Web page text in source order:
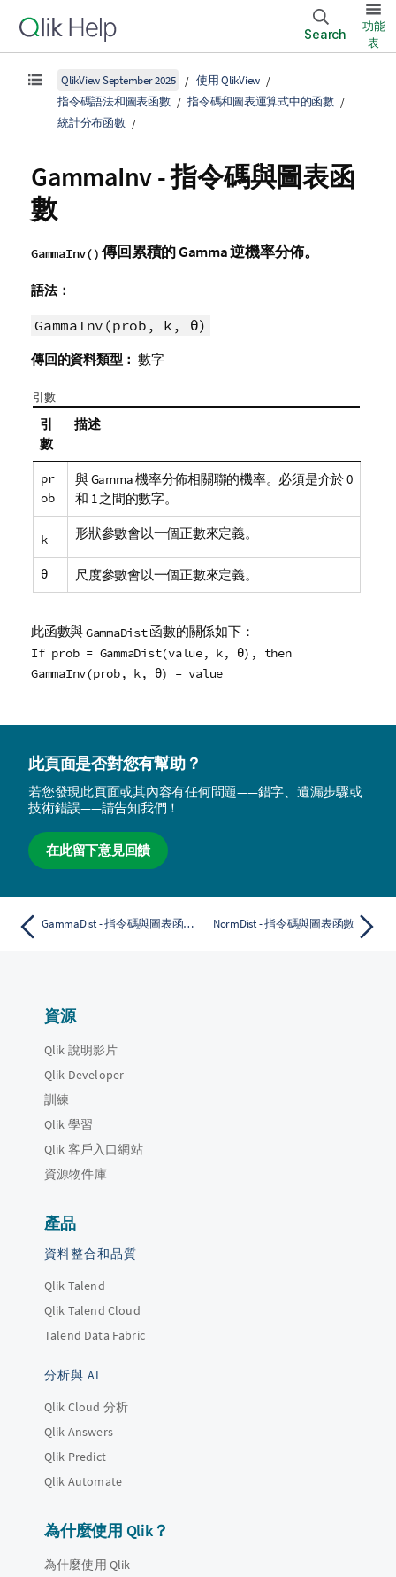
Search
功能
表
QlikView September 2025
使用 QlikView
指令碼語法和圖表函數
指令碼和圖表運算式中的函數
統計分布函數
GammaInv - 指令碼與圖表函
數
GammaInv()傳回累積的 Gamma 逆機率分佈。
語法：
GammaInv(prob, k, θ)
傳回的資料類型： 數字
引數
引
數
描述
pr
ob
與 Gamma 機率分佈相關聯的機率。必須是介於 0
和 1 之間的數字。
k 形狀參數會以一個正數來定義。
θ 尺度參數會以一個正數來定義。
此函數與GammaDist函數的關係如下：
If prob = GammaDist(value, k, θ), then
GammaInv(prob, k, θ) = value
此頁面是否對您有幫助？
若您發現此頁面或其內容有任何問題——錯字、遺漏步驟或
技術錯誤——請告知我們！
在此留下意見回饋
GammaDist - 指令碼與圖表函數 NormDist - 指令碼與圖表函數
資源
Qlik 說明影片
Qlik Developer
訓練
Qlik 學習
Qlik 客戶入口網站
資源物件庫
產品
資料整合和品質
Qlik Talend
Qlik Talend Cloud
Talend Data Fabric
分析與 AI
Qlik Cloud 分析
Qlik Answers
Qlik Predict
Qlik Automate
為什麼使用 Qlik？
為什麼使用 Qlik